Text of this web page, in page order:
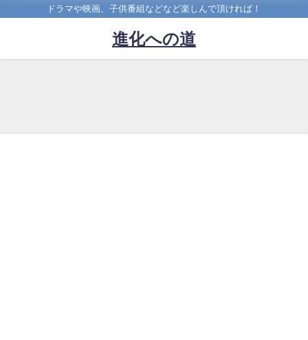
ドラマや映画、子供番組などなど楽しんで頂ければ！
進化への道